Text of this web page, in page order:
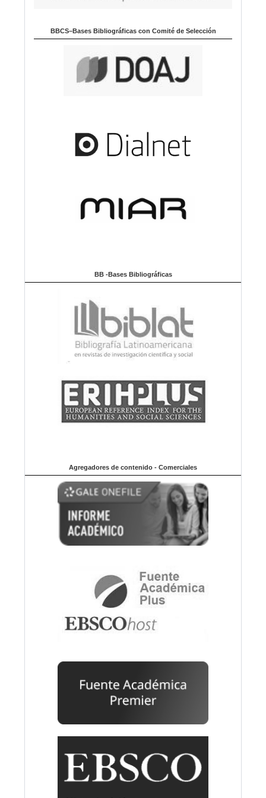
BBCS–Bases Bibliográficas con Comité de Selección
BB -Bases Bibliográficas
Agregadores de contenido - Comerciales